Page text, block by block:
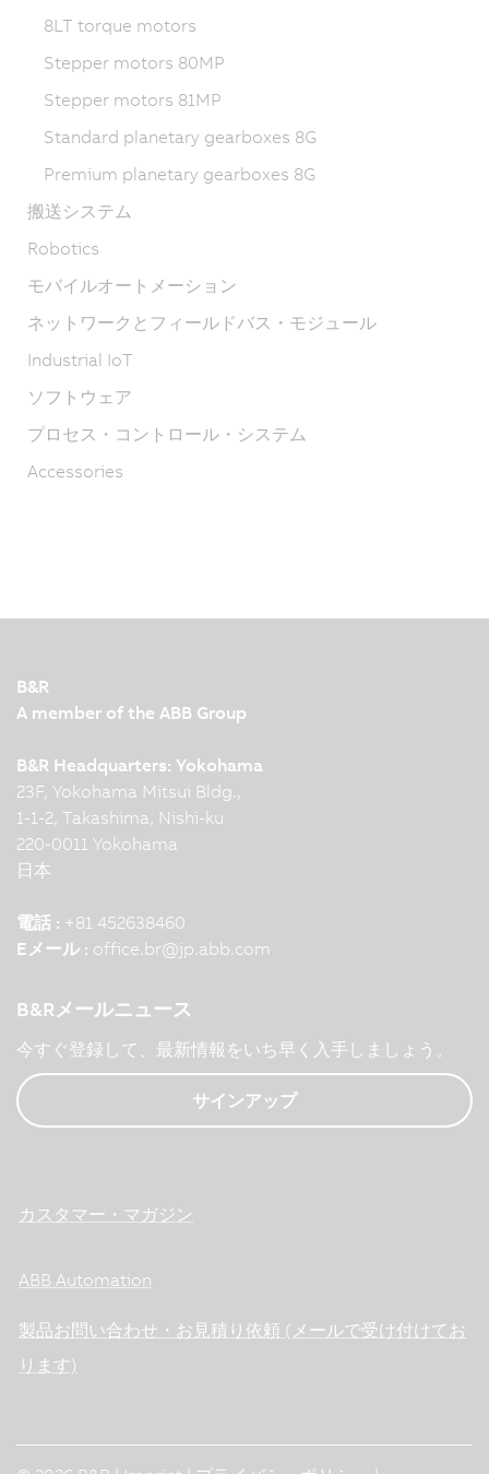
8LT torque motors
Stepper motors 80MP
Stepper motors 81MP
Standard planetary gearboxes 8G
Premium planetary gearboxes 8G
搬送システム
Robotics
モバイルオートメーション
ネットワークとフィールドバス・モジュール
Industrial IoT
ソフトウェア
プロセス・コントロール・システム
Accessories
B&R
A member of the ABB Group
B&R Headquarters: Yokohama
23F, Yokohama Mitsui Bldg.,
1-1-2, Takashima, Nishi-ku
220-0011 Yokohama
日本
電話 : +81 452638460
Eメール : office.br@jp.abb.com
B&Rメールニュース
今すぐ登録して、最新情報をいち早く入手しましょう。
サインアップ
カスタマー・マガジン
ABB Automation
製品お問い合わせ・お見積り依頼 (メールで受け付けてお
ります)